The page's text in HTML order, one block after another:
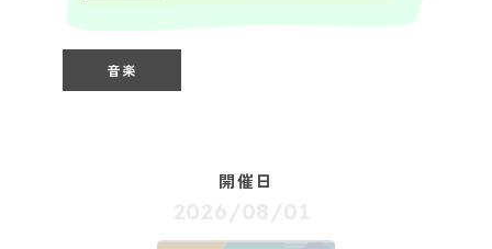
音楽
開催日